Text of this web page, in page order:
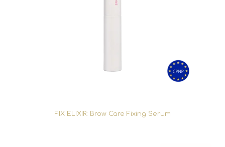
FIX ELIXIR: Brow Care Fixing Serum